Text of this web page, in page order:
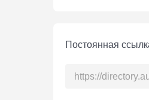
Постоянная